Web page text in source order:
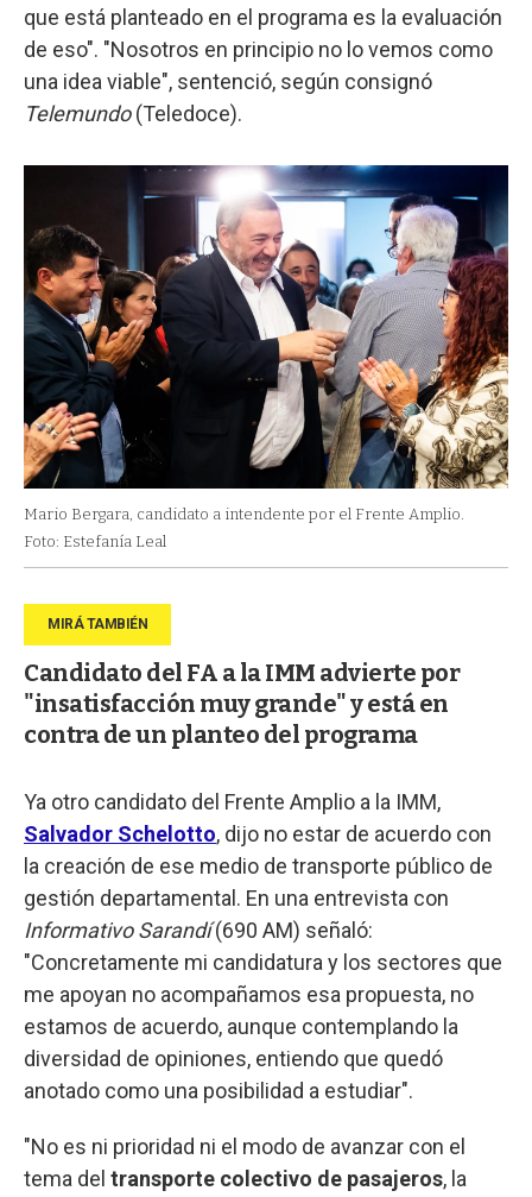
que está planteado en el programa es la evaluación
de eso". "Nosotros en principio no lo vemos como
una idea viable", sentenció, según consignó
Telemundo(Teledoce).
Mario Bergara, candidato a intendente por el Frente Amplio.
Foto: Estefanía Leal
Candidato del FA a la IMM advierte por
"insatisfacción muy grande" y está en
contra de un planteo del programa
Ya otro candidato del Frente Amplio a la IMM,
Salvador Schelotto, dijo no estar de acuerdo con
la creación de ese medio de transporte público de
gestión departamental. En una entrevista con
Informativo Sarandí(690 AM) señaló:
"Concretamente mi candidatura y los sectores que
me apoyan no acompañamos esa propuesta, no
estamos de acuerdo, aunque contemplando la
diversidad de opiniones, entiendo que quedó
anotado como una posibilidad a estudiar".
"No es ni prioridad ni el modo de avanzar con el
tema del transporte colectivo de pasajeros, la